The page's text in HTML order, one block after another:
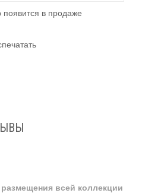
в продаже
всей коллекции